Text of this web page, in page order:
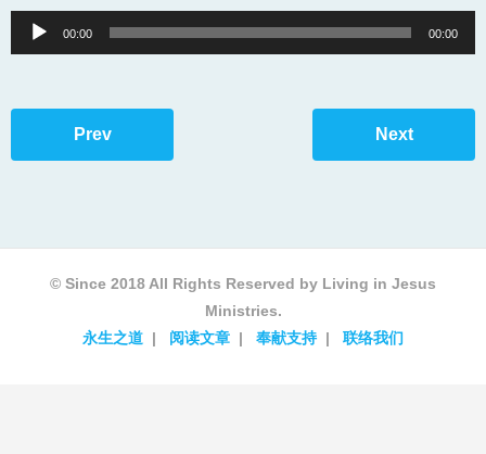
阅读文章
Audio
Player
00:00 00:00
Prev Next
© Since 2018 All Rights Reserved by Living in Jesus
Ministries.
永生之道
阅读文章 奉献支持 联络我们